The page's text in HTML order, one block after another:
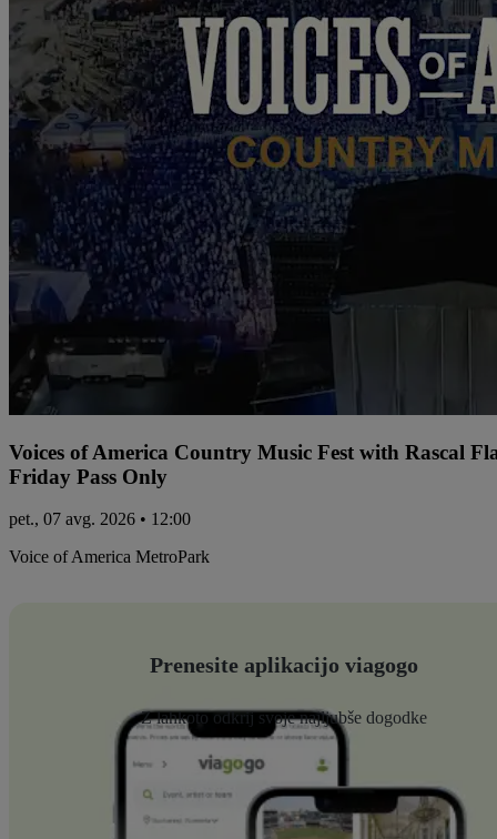
Voices of America Country Music Fest with Rascal
Friday Pass Only
pet., 07 avg. 2026 • 12:00
Voice of America MetroPark
Prenesite aplikacijo viagogo
Z lahkoto odkrij svoje najljubše dogodke